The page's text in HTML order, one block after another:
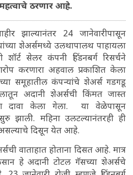
ठरणार आहे.
झाल्यानंतर 24 जानेवारीपासून
शेअर्समध्ये उलथापालथ पाहायला
सेलर कंपनी हिंडनबर्ग रिसर्चने
करणारा अहवाल प्रकाशित केला
समूहातील कंपन्यांचे शेअर्स गडगडू
अदानी शेअर्सची किंमत जास्त
दावा केला गेला. या वेळेपासून
झाली. महिना उलटल्यानंतरही ही
दिसून येत आहे.
वाताहात होताना दिसत आहे. मात्र
हे अदानी टोटल गॅसच्या शेअर्सचे